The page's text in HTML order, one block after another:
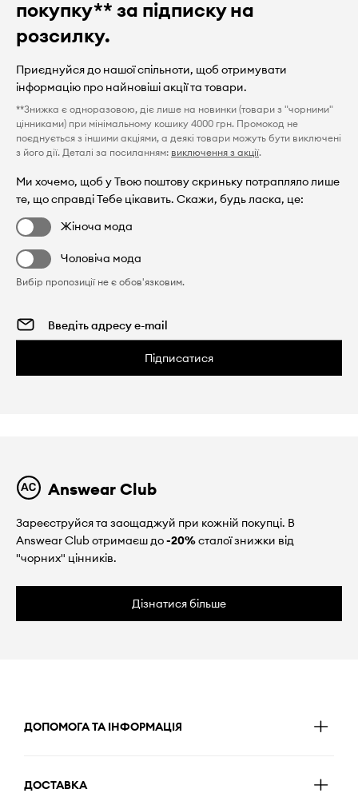
покупку** за підписку на
розсилку.
Приєднуйся до нашої спільноти, щоб отримувати
інформацію про найновіші акції та товари.
**Знижка є одноразовою, діє лише на новинки (товари з "чорними"
цінниками) при мінімальному кошику 4000 грн. Промокод не
поєднується з іншими акціями, а деякі товари можуть бути виключені
з його дії. Деталі за посиланням: виключення з акції.
Ми хочемо, щоб у Твою поштову скриньку потрапляло лише
те, що справді Тебе цікавить. Скажи, будь ласка, це:
Жіноча мода
Чоловіча мода
Вибір пропозиції не є обов'язковим.
Підписатися
Answear Club
Зареєструйся та заощаджуй при кожній покупці. В
Answear Club отримаєш до-20%сталої знижки від
"чорних" цінників.
Дізнатися більше
ДОПОМОГА ТА ІНФОРМАЦІЯ
ДОСТАВКА